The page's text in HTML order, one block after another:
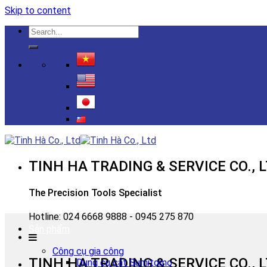
Skip to content
TINH HA TRADING & SERVICE CO.,
The Precision Tools Specialist
Hotline: 024 6668 9888 - 0945 275 870
TINH HA TRADING & SERVICE CO.,
Công cụ gia công
Dụng cụ cắt Sumitomo